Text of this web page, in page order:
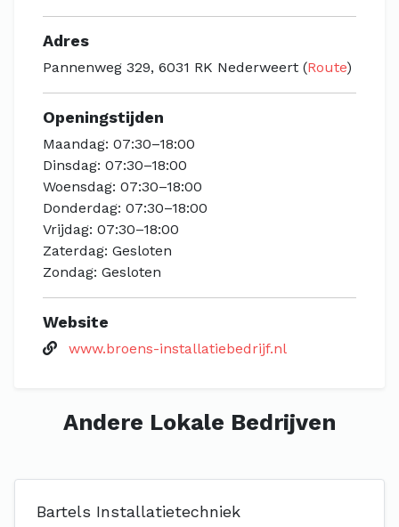
Adres
Pannenweg 329, 6031 RK Nederweert (Route)
Openingstijden
Maandag: 07:30–18:00
Dinsdag: 07:30–18:00
Woensdag: 07:30–18:00
Donderdag: 07:30–18:00
Vrijdag: 07:30–18:00
Zaterdag: Gesloten
Zondag: Gesloten
Website
www.broens-installatiebedrijf.nl
Andere Lokale Bedrijven
Bartels Installatietechniek